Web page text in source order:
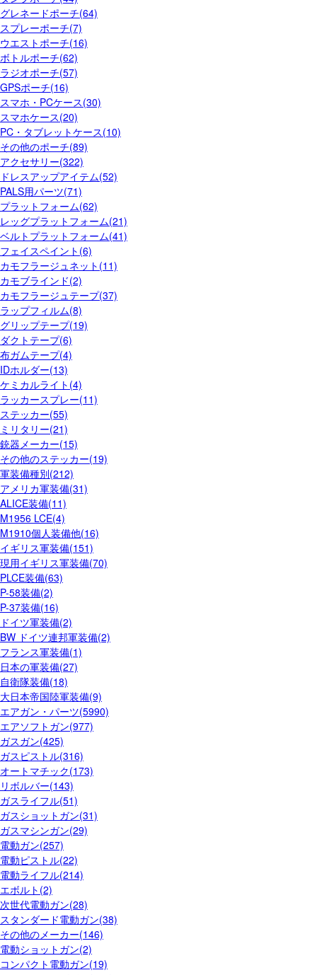
グレネードポーチ(64)
スプレーポーチ(7)
ウエストポーチ(16)
ボトルポーチ(62)
ラジオポーチ(57)
GPSポーチ(16)
スマホ・PCケース(30)
スマホケース(20)
PC・タブレットケース(10)
その他のポーチ(89)
アクセサリー(322)
ドレスアップアイテム(52)
PALS用パーツ(71)
プラットフォーム(62)
レッグプラットフォーム(21)
ベルトプラットフォーム(41)
フェイスペイント(6)
カモフラージュネット(11)
カモブラインド(2)
カモフラージュテープ(37)
ラップフィルム(8)
グリップテープ(19)
ダクトテープ(6)
布ガムテープ(4)
IDホルダー(13)
ケミカルライト(4)
ラッカースプレー(11)
ステッカー(55)
ミリタリー(21)
銃器メーカー(15)
その他のステッカー(19)
軍装備種別(212)
アメリカ軍装備(31)
ALICE装備(11)
M1956 LCE(4)
M1910個人装備他(16)
イギリス軍装備(151)
現用イギリス軍装備(70)
PLCE装備(63)
P-58装備(2)
P-37装備(16)
ドイツ軍装備(2)
BW ドイツ連邦軍装備(2)
フランス軍装備(1)
日本の軍装備(27)
自衛隊装備(18)
大日本帝国陸軍装備(9)
エアガン・パーツ(5990)
エアソフトガン(977)
ガスガン(425)
ガスピストル(316)
オートマチック(173)
リボルバー(143)
ガスライフル(51)
ガスショットガン(31)
ガスマシンガン(29)
電動ガン(257)
電動ピストル(22)
電動ライフル(214)
エボルト(2)
次世代電動ガン(28)
スタンダード電動ガン(38)
その他のメーカー(146)
電動ショットガン(2)
コンパクト電動ガン(19)